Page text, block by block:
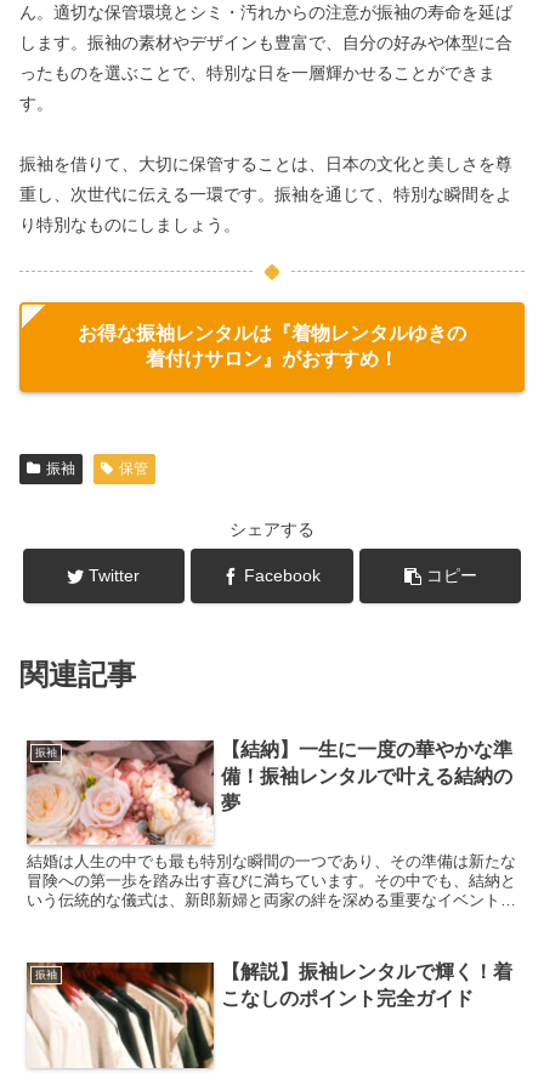
ん。適切な保管環境とシミ・汚れからの注意が振袖の寿命を延ば
します。振袖の素材やデザインも豊富で、自分の好みや体型に合
ったものを選ぶことで、特別な日を一層輝かせることができま
す。
振袖を借りて、大切に保管することは、日本の文化と美しさを尊
重し、次世代に伝える一環です。振袖を通じて、特別な瞬間をよ
り特別なものにしましょう。
お得な振袖レンタルは『着物レンタルゆきの
着付けサロン』がおすすめ！
振袖 保管
シェアする
Twitter Facebook コピー
関連記事
振袖
【結納】一生に一度の華やかな準
備！振袖レンタルで叶える結納の
夢
結婚は人生の中でも最も特別な瞬間の一つであり、その準備は新たな
冒険への第一歩を踏み出す喜びに満ちています。その中でも、結納と
いう伝統的な儀式は、新郎新婦と両家の絆を深める重要なイベントで
振袖
【解説】振袖レンタルで輝く！着
こなしのポイント完全ガイド